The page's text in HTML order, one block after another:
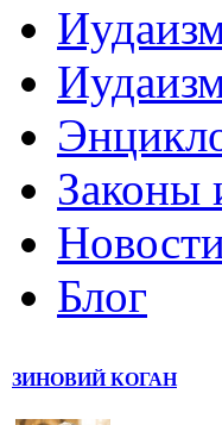
Законы
Блог
ЗИНОВИЙ КОГАН